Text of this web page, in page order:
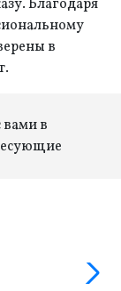
Благодаря
в
вами в